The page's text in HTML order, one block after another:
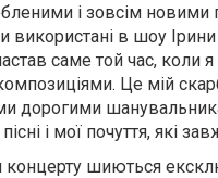
і зовсім новими
використані в шоу Ірини
саме той час, коли
Це мій
дорогими
і мої почуття, які
концерту шиються